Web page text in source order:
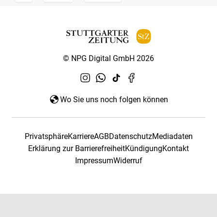
© NPG Digital GmbH 2026
Wo Sie uns noch folgen können
PrivatsphäreKarriereAGBDatenschutzMediadaten
Erklärung zur BarrierefreiheitKündigungKontakt
ImpressumWiderruf